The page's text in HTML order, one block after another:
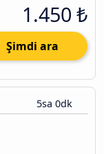
1.450 ₺
Şimdi ara
5sa 0dk